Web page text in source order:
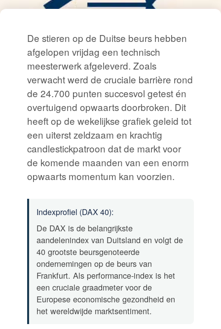
De stieren op de Duitse beurs hebben
afgelopen vrijdag een technisch
meesterwerk afgeleverd. Zoals
verwacht werd de cruciale barrière rond
de 24.700 punten succesvol getest én
overtuigend opwaarts doorbroken. Dit
heeft op de wekelijkse grafiek geleid tot
een uiterst zeldzaam en krachtig
candlestickpatroon dat de markt voor
de komende maanden van een enorm
opwaarts momentum kan voorzien.
Indexprofiel (DAX 40):
De DAX is de belangrijkste
aandelenindex van Duitsland en volgt de
40 grootste beursgenoteerde
ondernemingen op de beurs van
Frankfurt. Als performance-index is het
een cruciale graadmeter voor de
Europese economische gezondheid en
het wereldwijde marktsentiment.